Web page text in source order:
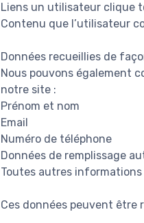
Liens un utilisateur clique
Contenu que l’utilisateur
Données recueillies de
Nous pouvons également
notre site :
Prénom et nom
Email
Numéro de téléphone
Données de remplissage
Toutes autres
Ces données peuvent être